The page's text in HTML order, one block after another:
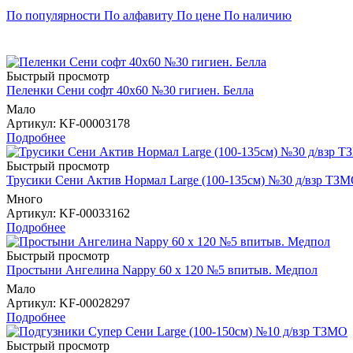
По популярности По алфавиту По цене По наличию
Быстрый просмотр
Пеленки Сени софт 40х60 №30 гигиен. Белла
Мало
Артикул: KF-00003178
Подробнее
Быстрый просмотр
Трусики Сени Актив Нормал Large (100-135см) №30 д/взр
Много
Артикул: KF-00033162
Подробнее
Быстрый просмотр
Простыни Ангелина Nappy 60 х 120 №5 впитыв. Медпол
Мало
Артикул: KF-00028297
Подробнее
Быстрый просмотр